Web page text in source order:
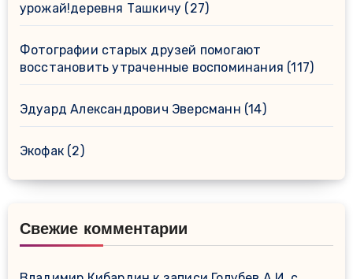
урожай!деревня Ташкичу (27)
Фотографии старых друзей помогают
восстановить утраченные воспоминания (117)
Эдуард Александрович Эверсманн (14)
Экофак(2)
Свежие комментарии